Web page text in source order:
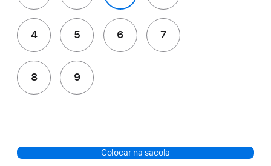
4 5 6 7
8 9
Colocar na sacola